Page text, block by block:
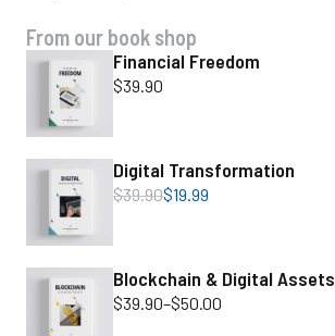
From our book shop
Financial Freedom
$39.90
Digital Transformation
$39.90$19.99
Blockchain & Digital Assets
$39.90–$50.00